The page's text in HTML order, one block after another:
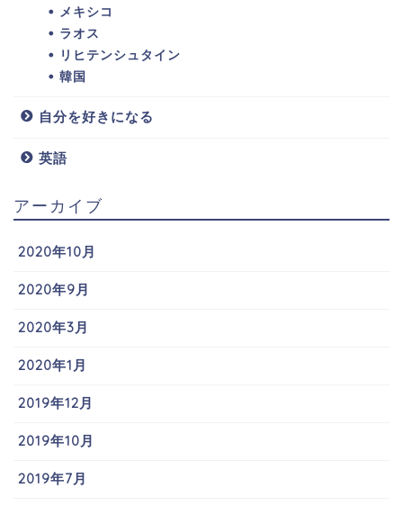
メキシコ
ラオス
リヒテンシュタイン
韓国
自分を好きになる
英語
アーカイブ
2020年10月
2020年9月
2020年3月
2020年1月
2019年12月
2019年10月
2019年7月